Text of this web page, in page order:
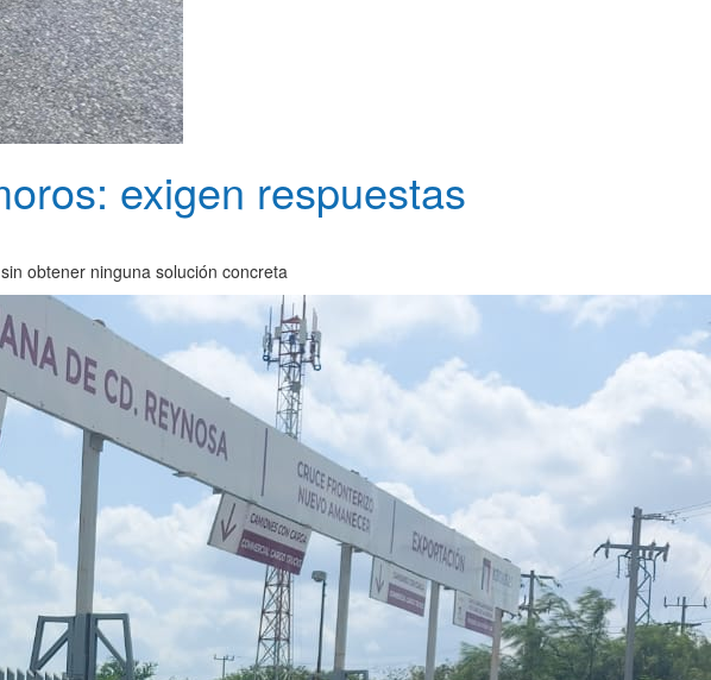
exigen respuestas
obtener ninguna solución concreta